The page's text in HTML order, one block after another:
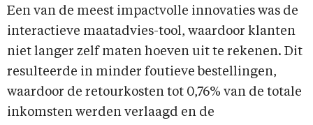
Een van de meest impactvolle innovaties was de
interactieve maatadvies-tool, waardoor klanten
niet langer zelf maten hoeven uit te rekenen. Dit
resulteerde in minder foutieve bestellingen,
waardoor de retourkosten tot 0,76% van de totale
inkomsten werden verlaagd en de